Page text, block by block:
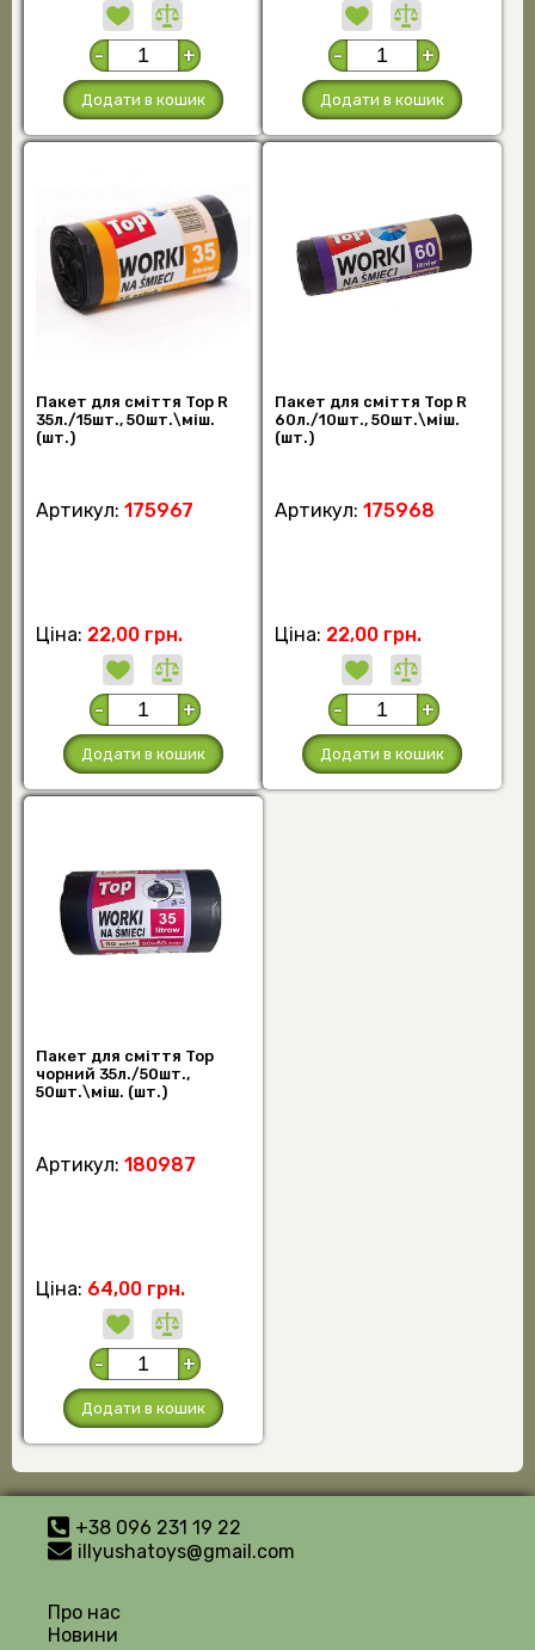
- +
Додати в кошик
- +
Додати в кошик
Пакет для сміття Top R
35л./15шт., 50шт.\міш.
(шт.)
Артикул: 175967
Ціна: 22,00 грн.
- +
Додати в кошик
Пакет для сміття Top R
60л./10шт., 50шт.\міш.
(шт.)
Артикул: 175968
Ціна: 22,00 грн.
- +
Додати в кошик
Пакет для сміття Top
чорний 35л./50шт.,
50шт.\міш. (шт.)
Артикул: 180987
Ціна: 64,00 грн.
- +
Додати в кошик
+38 096 231 19 22
illyushatoys@gmail.com
Про нас
Новини